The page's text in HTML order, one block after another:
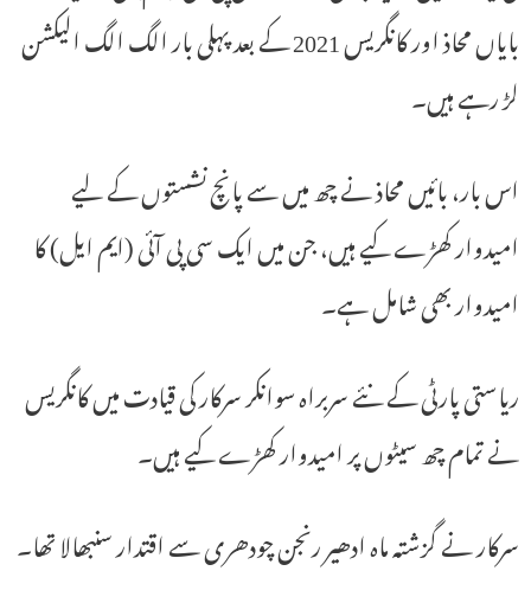
بایاں محاذ اور کانگریس 2021 کے بعد پہلی بار الگ الگ الیکشن
لڑ رہے ہیں۔
اس بار، بائیں محاذ نے چھ میں سے پانچ نشستوں کے لیے
امیدوار کھڑے کیے ہیں، جن میں ایک سی پی آئی (ایم ایل) کا
امیدوار بھی شامل ہے۔
ریاستی پارٹی کے نئے سربراہ سوانکر سرکار کی قیادت میں کانگریس
نے تمام چھ سیٹوں پر امیدوار کھڑے کیے ہیں۔
سرکار نے گزشتہ ماہ ادھیر رنجن چودھری سے اقتدار سنبھالا تھا۔